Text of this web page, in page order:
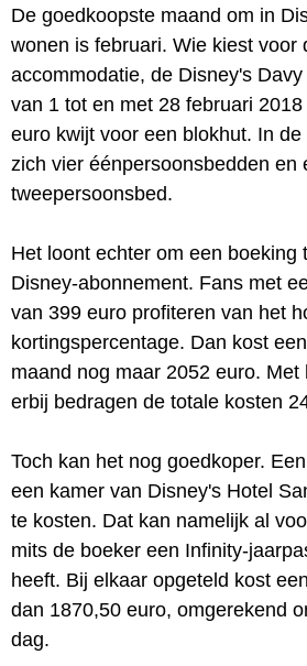
De goedkoopste maand om in
wonen is februari. Wie kiest voor
accommodatie, de Disney's
van 1 tot en met 28 februari
euro kwijt voor een blokhut. In
zich vier éénpersoonsbedden en
tweepersoonsbed.
Het loont echter om een boeking
Disney-abonnement. Fans met
van 399 euro profiteren van het
kortingspercentage. Dan kost
maand nog maar 2052 euro. Met
erbij bedragen de totale kosten
Toch kan het nog goedkoper.
een kamer van Disney's Hotel
te kosten. Dat kan namelijk al
mits de boeker een Infinity-
heeft. Bij elkaar opgeteld kost
dan 1870,50 euro, omgerekend
dag.